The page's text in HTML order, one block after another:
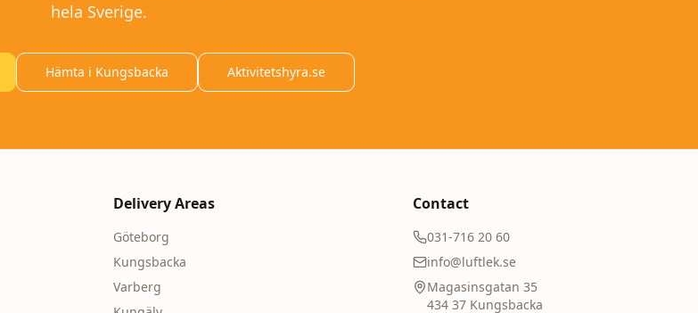
hela Sverige.
Hämta i Kungsbacka Aktivitetshyra.se
Delivery Areas
Göteborg
Kungsbacka
Varberg
Contact
031-716 20 60
info@luftlek.se
Magasinsgatan 35
434 37 Kungsbacka